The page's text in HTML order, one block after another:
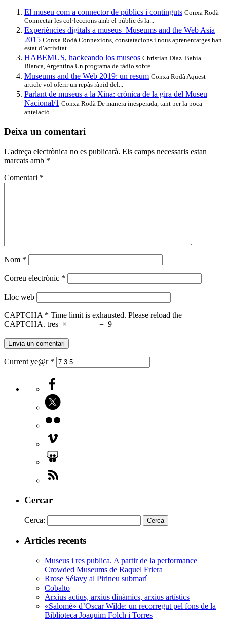
El museu com a connector de públics i continguts Conxa Rodà
Connectar les col·leccions amb el públic és la...
Experiències digitals a museus_Museums and the Web Asia
2015 Conxa Rodà Connexions, constatacions i nous aprenentatges han
estat d’activitat...
HABEMUS, hackeando los museos Christian Díaz. Bahía
Blanca, Argentina Un programa de ràdio sobre...
Museums and the Web 2019: un resum Conxa Rodà Aquest
article vol oferir un repàs ràpid del...
Parlant de museus a la Xina: crònica de la gira del Museu
Nacional/1 Conxa Rodà De manera inesperada, tant per la poca
antelació...
Deixa un comentari
L'adreça electrònica no es publicarà. Els camps necessaris estan
marcats amb *
Comentari *
Nom *
Correu electrònic *
Lloc web
CAPTCHA * Time limit is exhausted. Please reload the
CAPTCHA. tres × = 9
Current ye@r *
Cercar
Cerca:
Articles recents
Museus i res publica. A partir de la performance
Crowded Museums de Raquel Friera
Rrose Sélavy al Pirineu submarí
Cobalto
Arxius actius, arxius dinàmics, arxius artístics
«Salomé» d’Oscar Wilde: un recorregut pel fons de la
Biblioteca Joaquim Folch i Torres